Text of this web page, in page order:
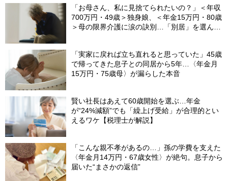
「お母さん、私に見捨てられたいの？」＜年収
700万円・49歳＞独身娘、＜年金15万円・80歳
＞母の限界介護に涙の訣別…「別居」を選んだ
「実家に戻れば立ち直れると思っていた」45歳
で帰ってきた息子との同居から5年…〈年金月
15万円・75歳母〉が漏らした本音
賢い社長はあえて60歳開始を選ぶ…年金
が“24%減額”でも「繰上げ受給」が合理的とい
えるワケ【税理士が解説】
「こんな親不孝があるの…」孫の学費を支えた
〈年金月14万円・67歳女性〉が絶句。息子から
届いた“まさかの返信”